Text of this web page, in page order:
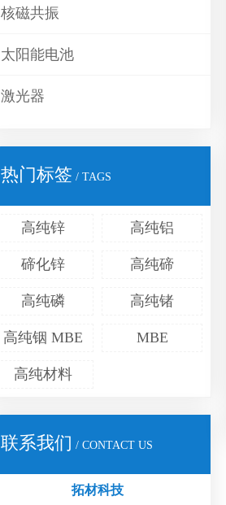
核磁共振
太阳能电池
激光器
热门标签 / TAGS
高纯锌 高纯铝
碲化锌 高纯碲
高纯磷 高纯锗
高纯铟 MBE MBE
高纯材料
联系我们 / CONTACT US
拓材科技